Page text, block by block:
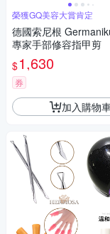
榮獲GQ美容大賞肯定
德國索尼根 Germanikure
專家手部修容指甲剪
$1,630
券
加入購物